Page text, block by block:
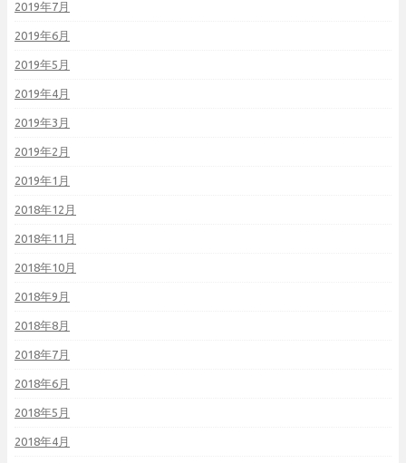
2019年7月
2019年6月
2019年5月
2019年4月
2019年3月
2019年2月
2019年1月
2018年12月
2018年11月
2018年10月
2018年9月
2018年8月
2018年7月
2018年6月
2018年5月
2018年4月